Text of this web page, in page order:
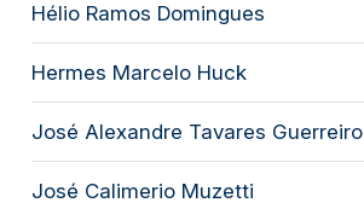
Hélio Ramos Domingues
Hermes Marcelo Huck
José Alexandre Tavares Guerreiro
José Calimerio Muzetti